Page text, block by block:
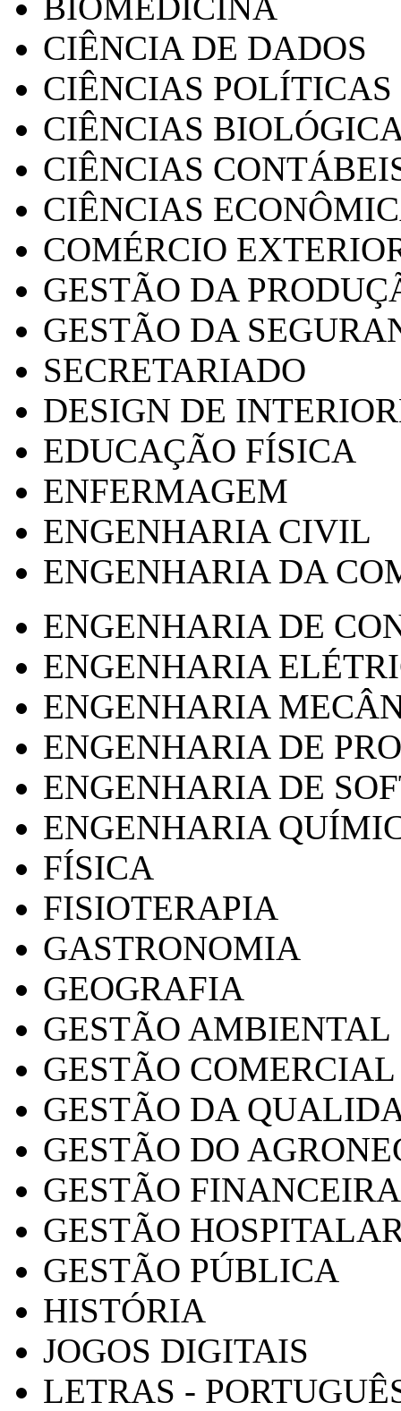
CIÊNCIA DE DADOS
CIÊNCIAS POLÍTICAS
CIÊNCIAS
CIÊNCIAS
CIÊNCIAS
COMÉRCIO
GESTÃO DA
GESTÃO DA
SECRETARIADO
DESIGN DE
EDUCAÇÃO FÍSICA
ENFERMAGEM
ENGENHARIA CIVIL
ENGENHARIA DA
ENGENHARIA DE
ENGENHARIA
ENGENHARIA
ENGENHARIA DE
ENGENHARIA DE
ENGENHARIA
FÍSICA
FISIOTERAPIA
GASTRONOMIA
GEOGRAFIA
GESTÃO AMBIENTAL
GESTÃO COMERCIAL
GESTÃO DA
GESTÃO DO
GESTÃO FINANCEIRA
GESTÃO
GESTÃO PÚBLICA
HISTÓRIA
JOGOS DIGITAIS
LETRAS -